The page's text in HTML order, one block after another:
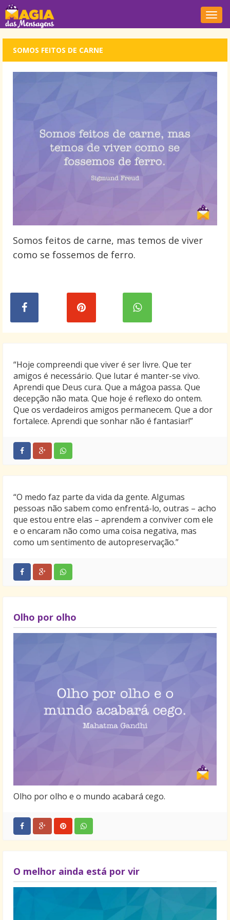
SOMOS FEITOS DE CARNE
Somos feitos de carne, mas temos de viver
como se fossemos de ferro.
“Hoje compreendi que viver é ser livre. Que ter
amigos é necessário. Que lutar é manter-se vivo.
Aprendi que Deus cura. Que a mágoa passa. Que
decepção não mata. Que hoje é reflexo do ontem.
Que os verdadeiros amigos permanecem. Que a dor
fortalece. Aprendi que sonhar não é fantasiar!”
“O medo faz parte da vida da gente. Algumas
pessoas não sabem como enfrentá-lo, outras – acho
que estou entre elas – aprendem a conviver com ele
e o encaram não como uma coisa negativa, mas
como um sentimento de autopreservação.”
Olho por olho
Olho por olho e o mundo acabará cego.
O melhor ainda está por vir